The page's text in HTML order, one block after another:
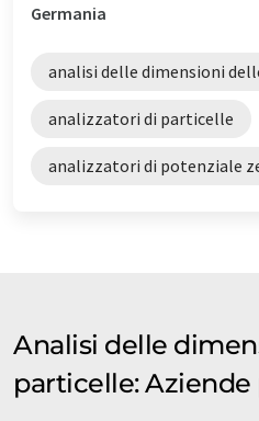
Germania
analisi delle dimensioni
analizzatori di particelle
analizzatori di potenziale
Analisi delle
particelle: Aziende